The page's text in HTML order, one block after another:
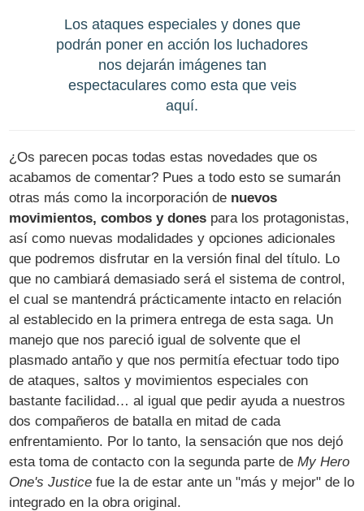
Los ataques especiales y dones que
podrán poner en acción los luchadores
nos dejarán imágenes tan
espectaculares como esta que veis
aquí.
¿Os parecen pocas todas estas novedades que os
acabamos de comentar? Pues a todo esto se sumarán
otras más como la incorporación de nuevos
movimientos, combos y dones para los protagonistas,
así como nuevas modalidades y opciones adicionales
que podremos disfrutar en la versión final del título. Lo
que no cambiará demasiado será el sistema de control,
el cual se mantendrá prácticamente intacto en relación
al establecido en la primera entrega de esta saga. Un
manejo que nos pareció igual de solvente que el
plasmado antaño y que nos permitía efectuar todo tipo
de ataques, saltos y movimientos especiales con
bastante facilidad… al igual que pedir ayuda a nuestros
dos compañeros de batalla en mitad de cada
enfrentamiento. Por lo tanto, la sensación que nos dejó
esta toma de contacto con la segunda parte deMy Hero
One's Justice fue la de estar ante un "más y mejor" de lo
integrado en la obra original.